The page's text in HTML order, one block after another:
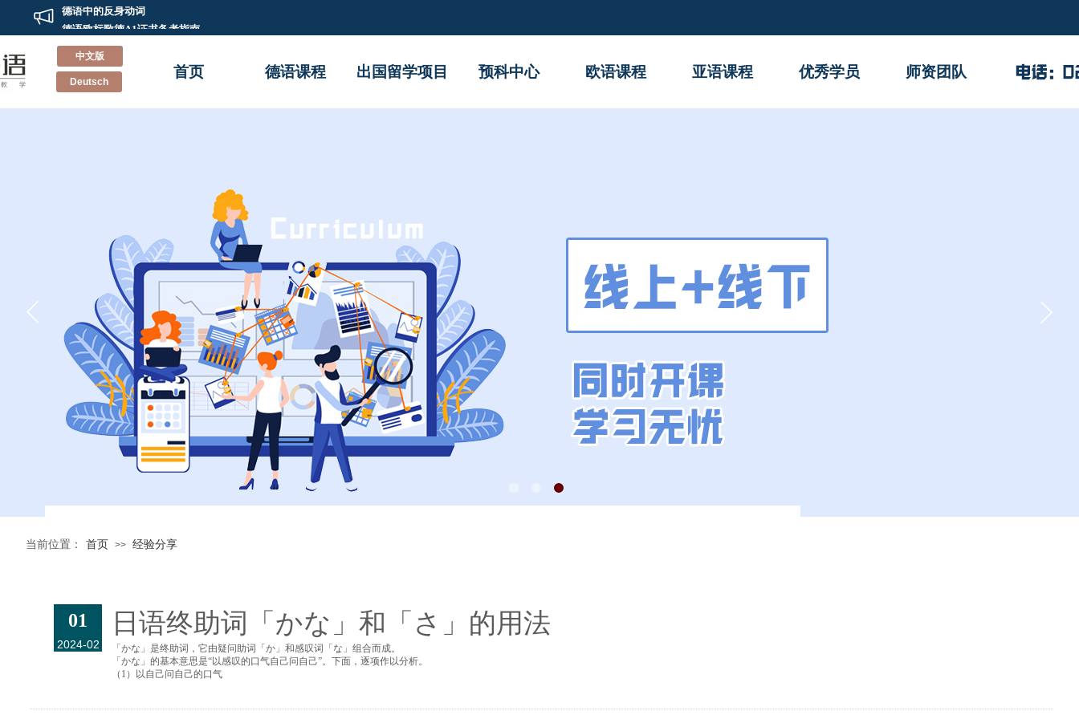
德语中的反身动词
德语欧标歌德A1证书备考指南
记一次别开生面的德语兴趣班双“旦”Party
新德福考试怎样准备？辰品外语来教你
不“德”不“福”！辰品外语多名学员德福考试斩获高分！！
德语小白到德福高分的经验分享
记一次别开生面的德语兴趣班双“旦”Party
新德福考试怎样准备？辰品外语来教你
不“德”不“福”！辰品外语多名学员德福考试斩获高分！！
德语小白到德福高分的经验分享
重新认识德国留学和德语学习
德语培训班里会教你的那些事
Deutsch
中文版
首页 德语课程 出国留学项目 预科中心 欧语课程 亚语课程 优秀学员 师资团队
当前位置： 首页 >> 经验分享
01
2024-02
日语终助词「かな」和「さ」的用法
「かな」是终助词，它由疑问助词「か」和感叹词「な」组合而成。
「かな」的基本意思是“以感叹的口气自己问自己”。下面，逐项作以分析。
（1）以自己问自己的口气